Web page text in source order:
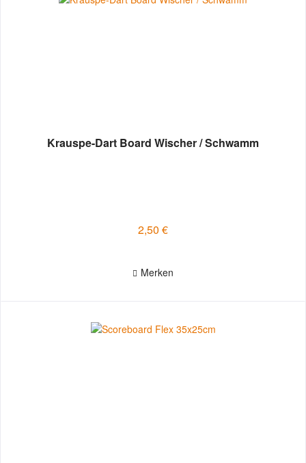
Krauspe-Dart Board Wischer / Schwamm
2,50 €
Merken